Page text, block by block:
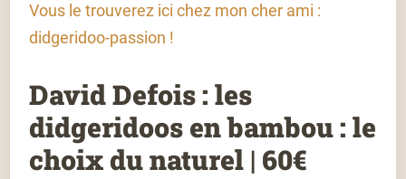
Vous le trouverez ici chez mon cher ami :
didgeridoo-passion !
David Defois : les
didgeridoos en bambou : le
choix du naturel | 60€